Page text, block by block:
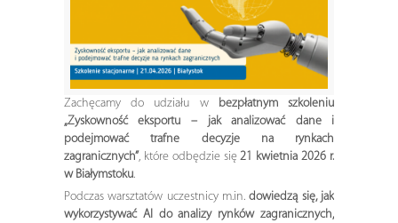
Zachęcamy do udziału w
bezpłatnym szkoleniu
„Zyskowność eksportu – jak analizować dane i
podejmować trafne decyzje na rynkach
zagranicznych”, które odbędzie się21 kwietnia 2026 r.
w Białymstoku.
Podczas warsztatów uczestnicy m.in.dowiedzą się, jak
wykorzystywać AI do analizy rynków zagranicznych,